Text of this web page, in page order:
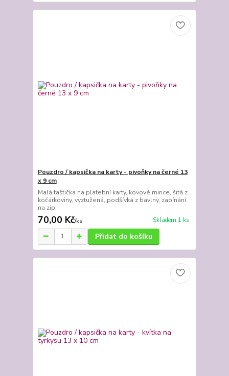
Pouzdro / kapsička na karty - pivoňky na černé 13
x 9 cm
Malá taštička na platební karty, kovové mince, šitá z
kočárkoviny, vyztužená, podšívka z bavlny, zapínání
na zip.
70,00 Kč/ks Skladem 1 ks
Přidat do košíku